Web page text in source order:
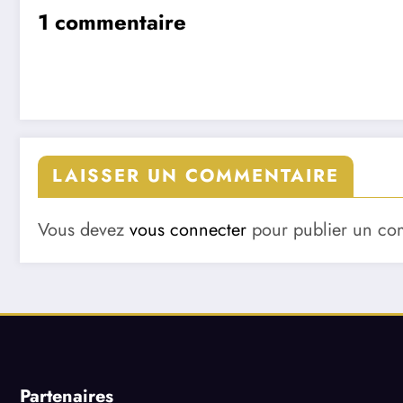
1 commentaire
LAISSER UN COMMENTAIRE
Vous devez vous connecter pour publier un
Partenaires